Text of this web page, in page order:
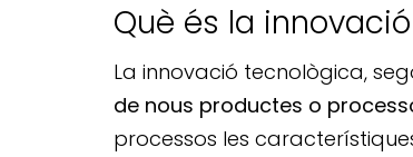
Què és la
La innovació tecnològica,
de nous productes o
processos les